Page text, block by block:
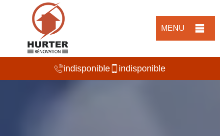
MENU
indisponible indisponible